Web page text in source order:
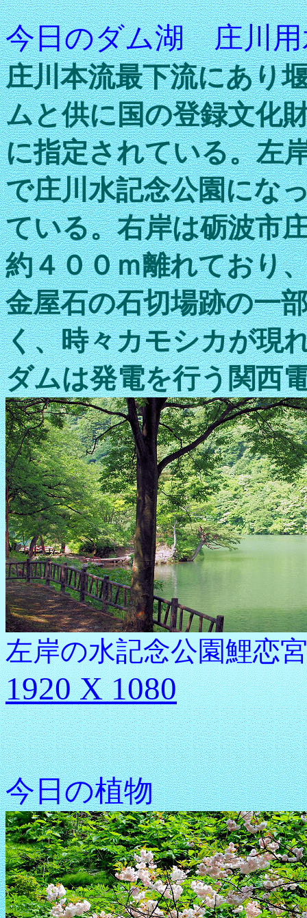
今日のダム湖 庄川用
庄川本流最下流にあり
ムと供に国の登録文化
に指定されている。左
で庄川水記念公園にな
ている。右岸は砺波市
約４００ｍ離れており
金屋石の石切場跡の一
く、時々カモシカが現
ダムは発電を行う関西
左岸の水記念公園鯉恋
1920 X 1080
今日の植物